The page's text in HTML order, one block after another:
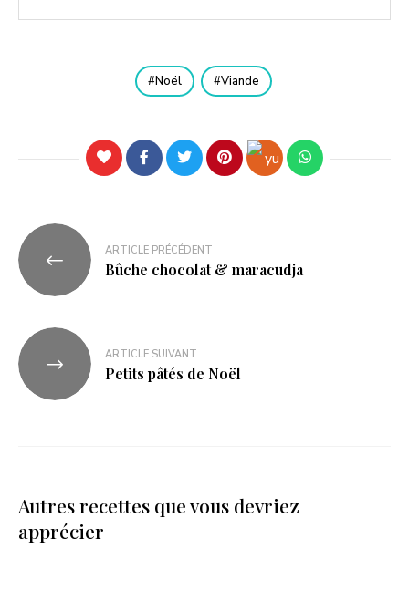
Noël Viande
ARTICLE PRÉCÉDENT
Bûche chocolat & maracudja
ARTICLE SUIVANT
Petits pâtés de Noël
Autres recettes que vous devriez
apprécier